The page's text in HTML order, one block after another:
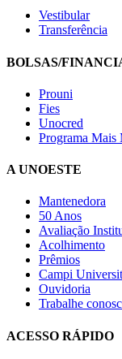
Vestibular
Transferência
BOLSAS/
Prouni
Fies
Unocred
Programa Mais
A UNOESTE
Mantenedora
50 Anos
Avaliação
Acolhimento
Prêmios
Campi
Ouvidoria
Trabalhe
ACESSO RÁPIDO